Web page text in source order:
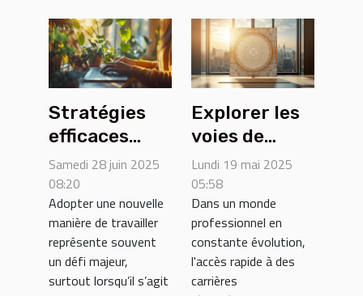
Stratégies
efficaces
pour une
transition
sereine vers
le freelance
Samedi 28 juin 2025
08:20
Adopter une nouvelle
manière de travailler
représente souvent
un défi majeur,
surtout lorsqu’il s’agit
Explorer les
voies de
certification
rapide pour
des carrières
lucratives
Lundi 19 mai 2025
05:58
Dans un monde
professionnel en
constante évolution,
l'accès rapide à des
carrières